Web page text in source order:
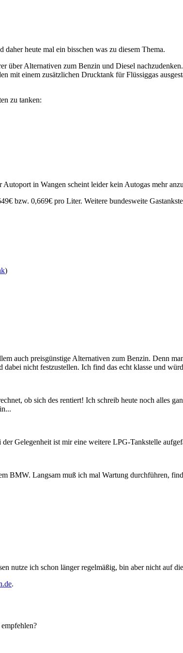
daher heute mal ein bisschen was zu diesem Thema.
über Alternativen zum Benzin und Diesel
mit einem zusätzlichen Drucktank für Flüssiggas
zu tanken:
in Wangen scheint leider kein Autogas mehr
bzw. 0,669€ pro Liter. Weitere bundesweite
)
auch preisgünstige Alternativen zum Benzin. Denn
nicht festzustellen. Ich find das echt klasse und
ob sich des rentiert! Ich schreib heute noch alles
Gelegenheit ist mir eine weitere LPG-Tankstelle
BMW. Langsam muß ich mal Wartung durchführen,
nutze ich schon länger regelmäßig, bin aber nicht auf
.